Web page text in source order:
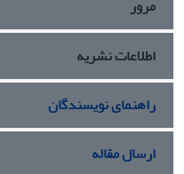
مرور
اطلاعات نشریه
راهنمای نویسندگان
ارسال مقاله